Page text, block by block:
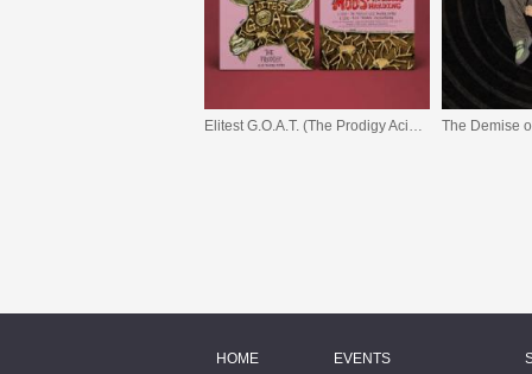
Elitest G.O.A.T. (The Prodigy Acid Thunder Remix) The Demise
HOME
EVENTS